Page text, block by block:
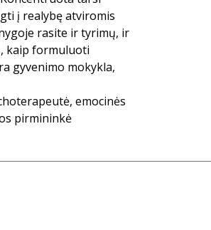
į realybę atviromis
rasite ir tyrimų, ir
kaip formuluoti
gyvenimo mokykla,
emocinės
pirmininkė